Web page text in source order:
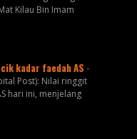
Kilau Bin Imam
kadar faedah AS -
Post): Nilai ringgit
hari ini, menjelang